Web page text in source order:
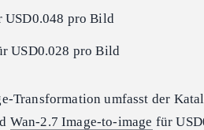
USD0.048 pro Bild
USD0.028 pro Bild
Transformation umfasst der
Wan-2.7 Image-to-image für